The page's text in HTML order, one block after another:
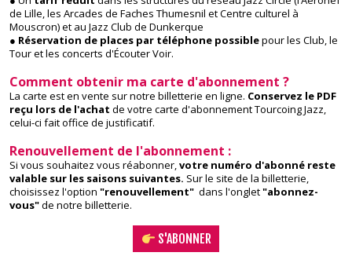
de Lille, les Arcades de Faches Thumesnil et Centre culturel à
Mouscron) et au Jazz Club de Dunkerque
● Réservation de places par téléphone possiblepour les Club, le
Tour et les concerts d'Écouter Voir.
Comment obtenir ma carte d'abonnement ?
La carte est en vente sur notre billetterie en ligne. Conservez le PDF
reçu lors de l'achat de votre carte d'abonnement Tourcoing Jazz,
celui-ci fait office de justificatif.
Renouvellement de l'abonnement :
Si vous souhaitez vous réabonner,votre numéro d'abonné reste
valable sur les saisons suivantes. Sur le site de la billetterie,
choisissez l'option "renouvellement" dans l'onglet"abonnez-
vous"de notre billetterie.
S'ABONNER